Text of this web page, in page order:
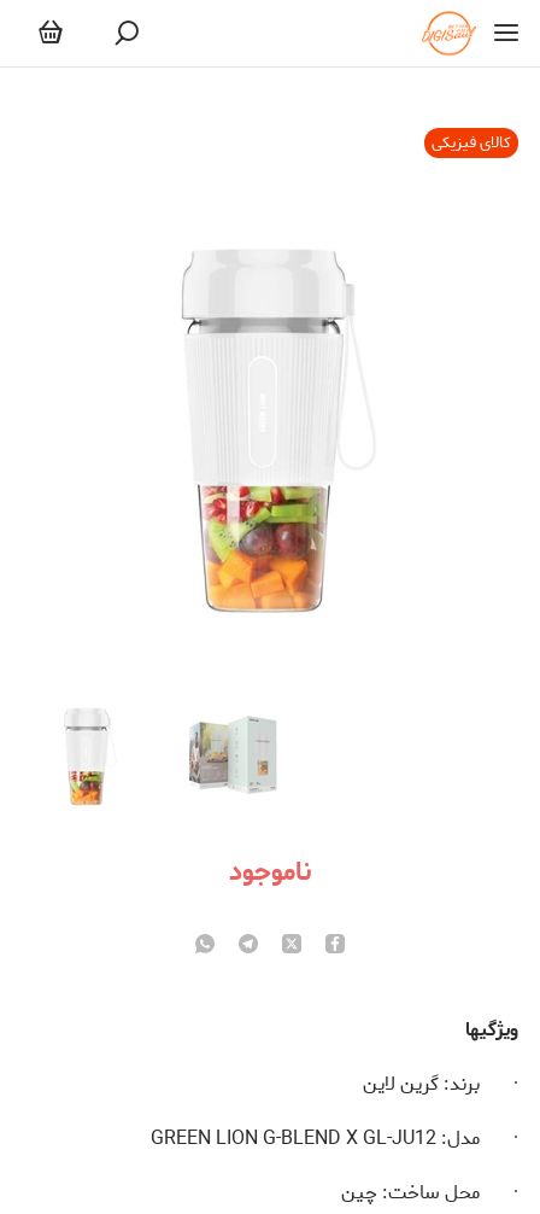
کالای فیزیکی
ناموجود
ویژگی­ها
· برند: گرین لاین
· مدل:GREEN LION G-BLEND X GL-JU12
· محل ساخت: چین